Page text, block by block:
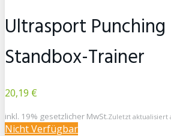
Ultrasport
Standbox-Trainer
20,19 €
inkl. 19% gesetzlicher MwSt.Zuletzt aktualisiert
Nicht Verfügbar